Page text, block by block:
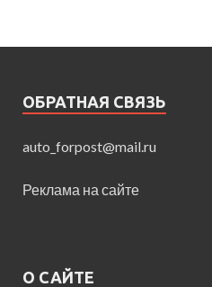
ОБРАТНАЯ СВЯЗЬ
auto_forpost@mail.ru
Реклама на сайте
О САЙТЕ